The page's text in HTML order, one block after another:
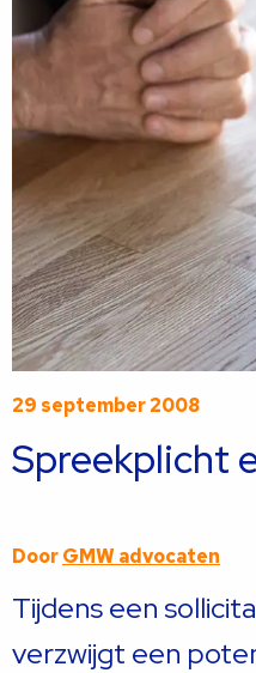
29 september 2008
Spreekplicht
DoorGMW advocaten
Tijdens een
verzwijgt een